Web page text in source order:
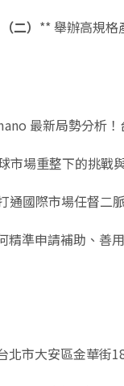
二） ** 舉辦高規格
最新局勢分析
市場重整下的挑戰
通國際市場任督二
準申請補助、善
北市大安區金華街